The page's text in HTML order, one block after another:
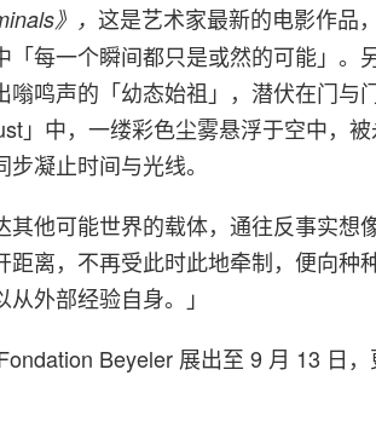
》，这是艺术家最新的电影作品
「每一个瞬间都只是或然的可能」。
嗡鸣声的「幼态始祖」，潜伏在门与
」中，一缕彩色尘雾悬浮于空中，被
凝止时间与光线。
其他可能世界的载体，通往反事实想
距离，不再受此时此地牵制，便向种
外部经验自身。」
Beyeler 展出至 9 月 13 日